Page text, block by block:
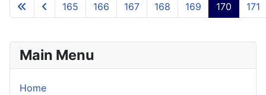
第 170 頁 共 200 頁
165 166 167 168 169 170 171
Main Menu
Home